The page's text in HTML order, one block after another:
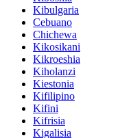
Kibulgaria
Cebuano
Chichewa
Kikosikani
Kikroeshia
Kiholanzi
Kiestonia
Kifilipino
Kifini
Kifrisia
Kigalisia